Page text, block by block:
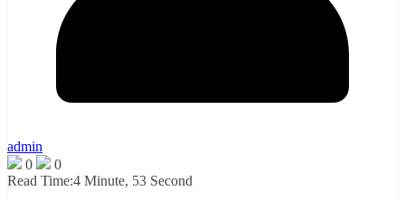
admin
0
0
Read Time:4 Minute, 53 Second